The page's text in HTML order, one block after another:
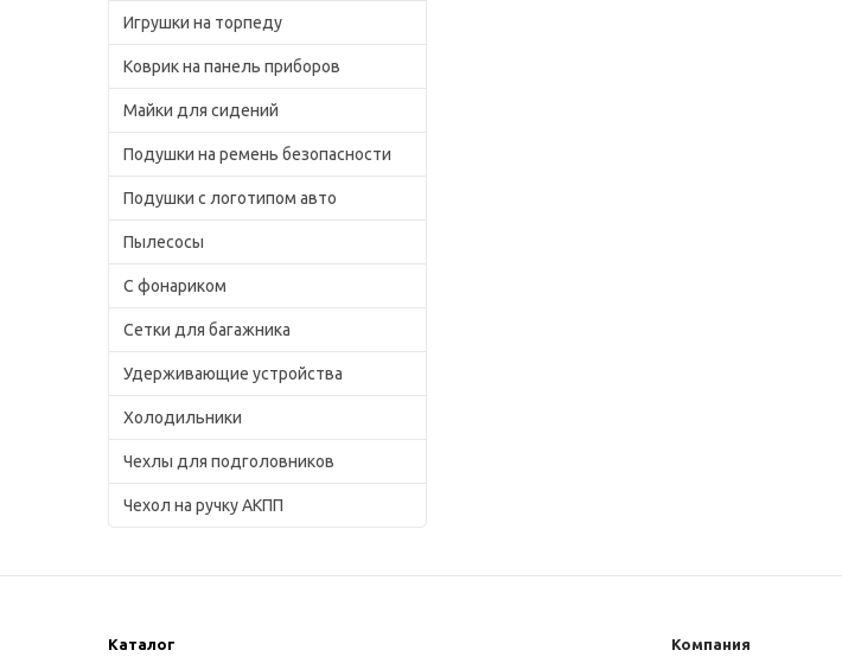
Игрушки на торпеду
Коврик на панель приборов
Майки для сидений
Подушки на ремень безопасности
Подушки с логотипом авто
Пылесосы
С фонариком
Сетки для багажника
Удерживающие устройства
Холодильники
Чехлы для подголовников
Чехол на ручку АКПП
Каталог Компания